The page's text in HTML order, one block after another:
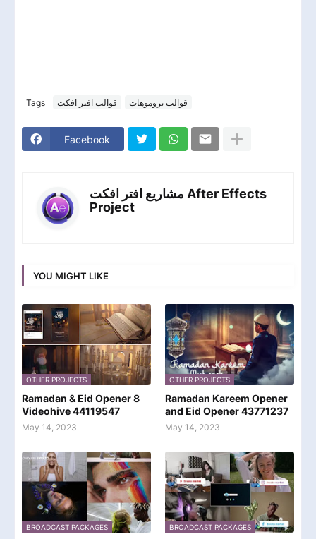
Tags قوالب افتر افكت قوالب بروموهات
Facebook
مشاريع افتر افكت After Effects
Project
YOU MIGHT LIKE
OTHER PROJECTS
Ramadan & Eid Opener 8
Videohive 44119547
May 14, 2023
OTHER PROJECTS
Ramadan Kareem Opener
and Eid Opener 43771237
May 14, 2023
BROADCAST PACKAGES BROADCAST PACKAGES